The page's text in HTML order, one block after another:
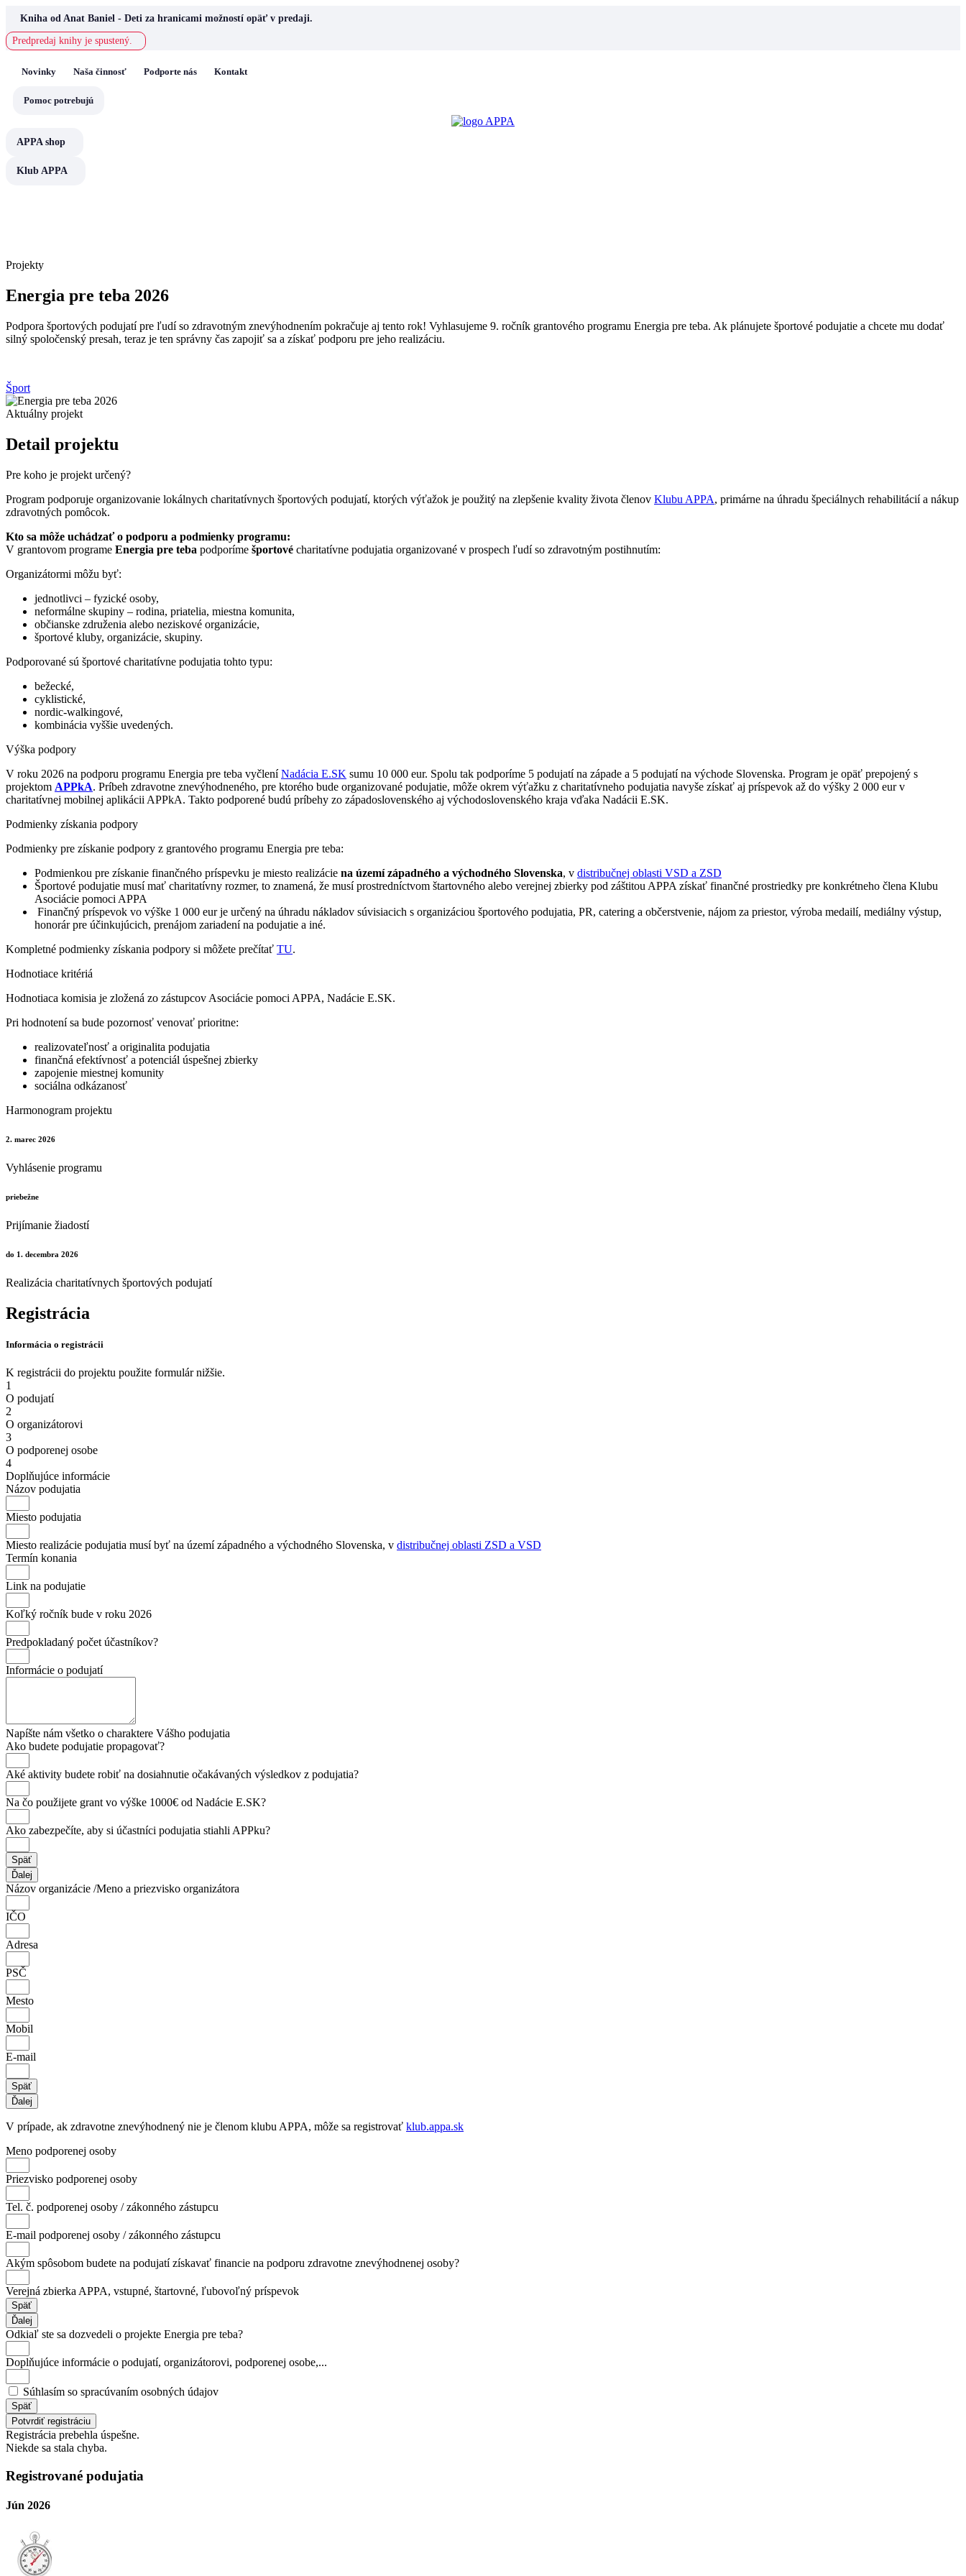
content
Kniha od Anat Baniel - Deti za hranicami možností opäť v predaji.
Predpredaj knihy je spustený.
Novinky Naša činnosť Podporte nás Kontakt
Pomoc potrebujú
APPA shop
Klub APPA
Projekty
Energia pre teba 2026
Podpora športových podujatí pre ľudí so zdravotným znevýhodnením pokračuje aj tento rok! Vyhlasujeme 9. ročník grantového programu Energia pre teba. Ak plánujete športové podujatie a chcete mu dodať
silný spoločenský presah, teraz je ten správny čas zapojiť sa a získať podporu pre jeho realizáciu.
Šport
Aktuálny projekt
Detail projektu
Pre koho je projekt určený?
Program podporuje organizovanie lokálnych charitatívnych športových podujatí, ktorých výťažok je použitý na zlepšenie kvality života členov Klubu APPA, primárne na úhradu špeciálnych rehabilitácií a nákup
zdravotných pomôcok.
Kto sa môže uchádzať o podporu a podmienky programu:
V grantovom programe Energia pre teba podporíme športové charitatívne podujatia organizované v prospech ľudí so zdravotným postihnutím:
Organizátormi môžu byť:
jednotlivci – fyzické osoby,
neformálne skupiny – rodina, priatelia, miestna komunita,
občianske združenia alebo neziskové organizácie,
športové kluby, organizácie, skupiny.
Podporované sú športové charitatívne podujatia tohto typu:
bežecké,
cyklistické,
nordic-walkingové,
kombinácia vyššie uvedených.
Výška podpory
V roku 2026 na podporu programu Energia pre teba vyčleníNadácia E.SK sumu 10 000 eur. Spolu tak podporíme 5 podujatí na západe a 5 podujatí na východe Slovenska. Program je opäť prepojený s
projektom APPkA. Príbeh zdravotne znevýhodneného, pre ktorého bude organizované podujatie, môže okrem výťažku z charitatívneho podujatia navyše získať aj príspevok až do výšky 2 000 eur v
charitatívnej mobilnej aplikácii APPkA. Takto podporené budú príbehy zo západoslovenského aj východoslovenského kraja vďaka Nadácii E.SK.
Podmienky získania podpory
Podmienky pre získanie podpory z grantového programu Energia pre teba:
Podmienkou pre získanie finančného príspevku je miesto realizácie na území západného a východného Slovenska, v distribučnej oblasti VSD a ZSD
Športové podujatie musí mať charitatívny rozmer, to znamená, že musí prostredníctvom štartovného alebo verejnej zbierky pod záštitou APPA získať finančné prostriedky pre konkrétneho člena Klubu
Asociácie pomoci APPA
Finančný príspevok vo výške 1 000 eur je určený na úhradu nákladov súvisiacich s organizáciou športového podujatia, PR, catering a občerstvenie, nájom za priestor, výroba medailí, mediálny výstup,
honorár pre účinkujúcich, prenájom zariadení na podujatie a iné.
Kompletné podmienky získania podpory si môžete prečítať TU.
Hodnotiace kritériá
Hodnotiaca komisia je zložená zo zástupcov Asociácie pomoci APPA, Nadácie E.SK.
Pri hodnotení sa bude pozornosť venovať prioritne:
realizovateľnosť a originalita podujatia
finančná efektívnosť a potenciál úspešnej zbierky
zapojenie miestnej komunity
sociálna odkázanosť
Harmonogram projektu
2. marec 2026
Vyhlásenie programu
priebežne
Prijímanie žiadostí
do 1. decembra 2026
Realizácia charitatívnych športových podujatí
Registrácia
Informácia o registrácii
K registrácii do projektu použite formulár nižšie.
1
O podujatí
2
O organizátorovi
3
O podporenej osobe
4
Doplňujúce informácie
Názov podujatia
Miesto podujatia
Miesto realizácie podujatia musí byť na území západného a východného Slovenska, v distribučnej oblasti ZSD a VSD
Termín konania
Link na podujatie
Koľký ročník bude v roku 2026
Predpokladaný počet účastníkov?
Informácie o podujatí
Napíšte nám všetko o charaktere Vášho podujatia
Ako budete podujatie propagovať?
Aké aktivity budete robiť na dosiahnutie očakávaných výsledkov z podujatia?
Na čo použijete grant vo výške 1000€ od Nadácie E.SK?
Ako zabezpečíte, aby si účastníci podujatia stiahli APPku?
Späť
Ďalej
Názov organizácie /Meno a priezvisko organizátora
IČO
Adresa
PSČ
Mesto
Mobil
E-mail
Späť
Ďalej
V prípade, ak zdravotne znevýhodnený nie je členom klubu APPA, môže sa registrovať klub.appa.sk
Meno podporenej osoby
Priezvisko podporenej osoby
Tel. č. podporenej osoby / zákonného zástupcu
E-mail podporenej osoby / zákonného zástupcu
Akým spôsobom budete na podujatí získavať financie na podporu zdravotne znevýhodnenej osoby?
Verejná zbierka APPA, vstupné, štartovné, ľubovoľný príspevok
Späť
Ďalej
Odkiaľ ste sa dozvedeli o projekte Energia pre teba?
Doplňujúce informácie o podujatí, organizátorovi, podporenej osobe,...
Súhlasím so spracúvaním osobných údajov
Späť
Potvrdiť registráciu
Registrácia prebehla úspešne.
Niekde sa stala chyba.
Registrované podujatia
Jún 2026